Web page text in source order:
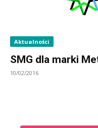
Aktualności
SMG dla marki
10/02/2016